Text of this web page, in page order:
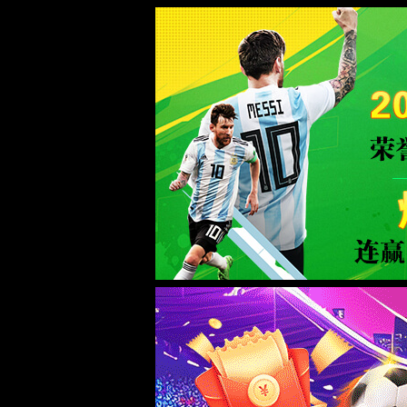
Milan米兰|中国有限公司-官方